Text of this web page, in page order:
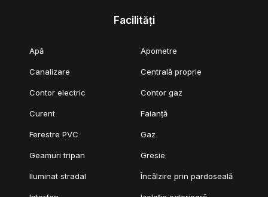
Facilități
Apă Apometre
Canalizare Centrală proprie
Contor electric Contor gaz
Curent Faianță
Ferestre PVC Gaz
Geamuri tripan Gresie
Iluminat stradal Încălzire prin pardoseală